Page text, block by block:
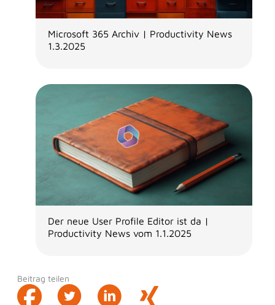
Microsoft 365 Archiv | Productivity News
1.3.2025
Der neue User Profile Editor ist da |
Productivity News vom 1.1.2025
Beitrag teilen